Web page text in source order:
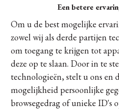
Een betere
Om u de best mogelijke
zowel wij als derde partijen
om toegang te krijgen tot
deze op te slaan. Door in te
technologieën, stelt u ons en
mogelijkheid persoonlijke
browsegedrag of unieke ID's
Te koop